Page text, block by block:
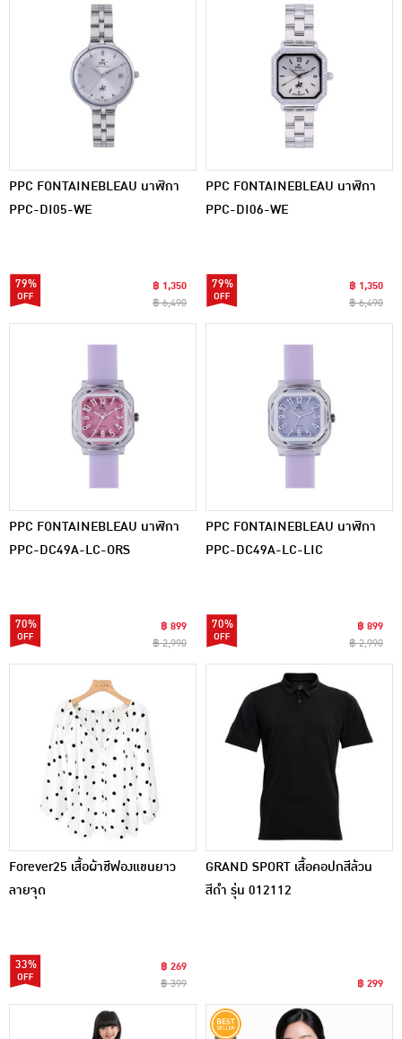
PPC FONTAINEBLEAU นาฬิกา
PPC-DI05-WE
79%
฿ 1,350
฿ 6,490
PPC FONTAINEBLEAU นาฬิกา
PPC-DI06-WE
79%
฿ 1,350
฿ 6,490
PPC FONTAINEBLEAU นาฬิกา
PPC-DC49A-LC-ORS
70%
฿ 899
฿ 2,990
PPC FONTAINEBLEAU นาฬิกา
PPC-DC49A-LC-LIC
70%
฿ 899
฿ 2,990
Forever25 เสื้อผ้าชีฟองแขนยาว
ลายจุด
33%
฿ 269
฿ 399
GRAND SPORT เสื้อคอปกสีล้วน
สีดำ รุ่น 012112
฿ 299